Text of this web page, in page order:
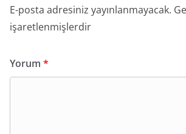
E-posta adresiniz yayınlanmayacak.
işaretlenmişlerdir
Yorum *